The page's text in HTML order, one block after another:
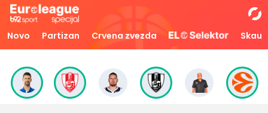
Novo Partizan Crvena zvezda Skaut